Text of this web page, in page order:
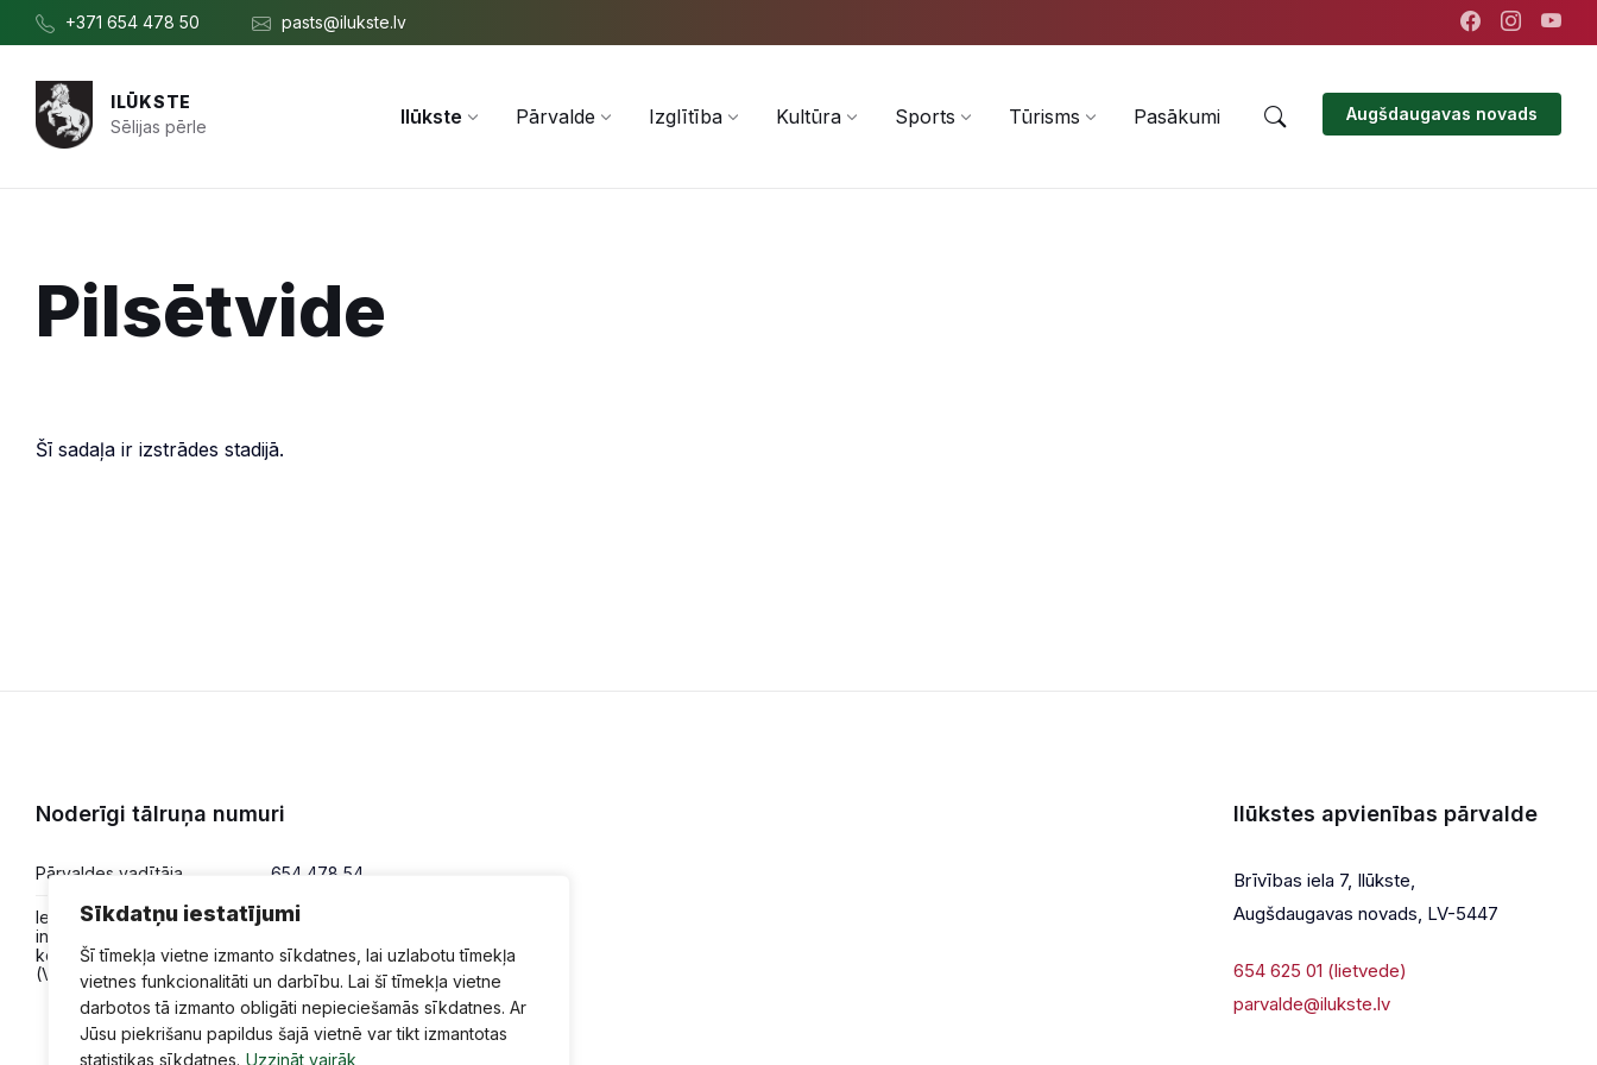
Sīkdatņu iestatījumi
Šī tīmekļa vietne izmanto sīkdatnes, lai uzlabotu tīmekļa
vietnes funkcionalitāti un darbību. Lai šī tīmekļa vietne
darbotos tā izmanto obligāti nepieciešamās sīkdatnes. Ar
Jūsu piekrišanu papildus šajā vietnē var tikt izmantotas
statistikas sīkdatnes. Uzzināt vairāk
Pāriet
saturu
Skip
main
Skip
footer
+371 654 478 50 pasts@ilukste.lv
ILŪKSTE
Sēlijas pērle
Ilūkste Pārvalde Izglītība Kultūra Sports Tūrisms Pasākumi Augšdaugavas novads
Pilsētvide
Šī sadaļa ir izstrādes stadijā.
Noderīgi tālruņa numuri
Pārvaldes vadītāja 654 478 54
Iesniegumi,
informācija,
konsultācijas
(VPVKAC)
654 478 50
Ilūkstes apvienības pārvalde
Brīvības iela 7, Ilūkste,
Augšdaugavas novads, LV-5447
654 625 01 (lietvede)
parvalde@ilukste.lv